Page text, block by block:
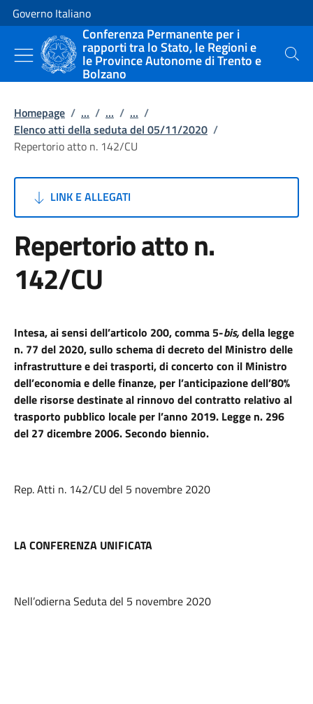
Vai al contenuto
Vai alla navigazione del sito
Governo Italiano
Conferenza Permanente per i
rapporti tra lo Stato, le Regioni e
le Province Autonome di Trento e
Bolzano
Cerca
Homepage / ... / ... / ... /
Elenco atti della seduta del 05/11/2020 /
Repertorio atto n. 142/CU
LINK E ALLEGATI
Repertorio atto n.
142/CU
Intesa, ai sensi dell’articolo 200, comma 5-bis,della legge
n. 77 del 2020, sullo schema di decreto del Ministro delle
infrastrutture e dei trasporti, di concerto con il Ministro
dell’economia e delle finanze, per l’anticipazione dell’80%
delle risorse destinate al rinnovo del contratto relativo al
trasporto pubblico locale per l’anno 2019. Legge n. 296
del 27 dicembre 2006. Secondo biennio.
Rep. Atti n. 142/CU del 5 novembre 2020
LA CONFERENZA UNIFICATA
Nell’odierna Seduta del 5 novembre 2020